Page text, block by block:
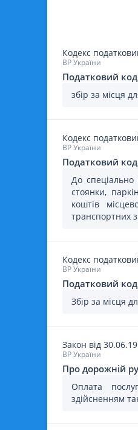
Кодекс
ВР України
Податковий
збір за місця
Кодекс
ВР України
Податковий
До спеціально
стоянки,
коштів
транспортних
Кодекс
ВР України
Податковий
Збір за місця
Закон від
ВР України
Про дорожній
Оплата
здійсненням